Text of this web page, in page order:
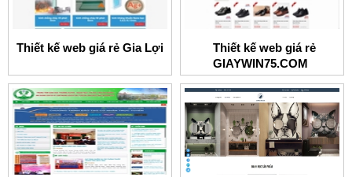
Thiết kế web giá rẻ Gia Lợi
Thiết kế web giá rẻ
GIAYWIN75.COM